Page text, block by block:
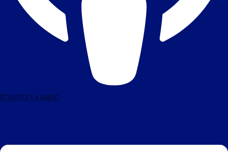
ÉCOUTEZ LA RADIO